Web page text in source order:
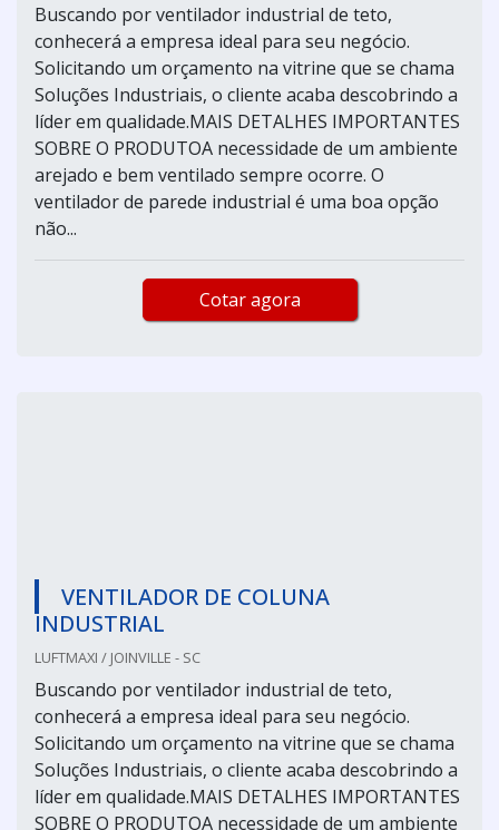
Buscando por ventilador industrial de teto,
conhecerá a empresa ideal para seu negócio.
Solicitando um orçamento na vitrine que se chama
Soluções Industriais, o cliente acaba descobrindo a
líder em qualidade.MAIS DETALHES IMPORTANTES
SOBRE O PRODUTOA necessidade de um ambiente
arejado e bem ventilado sempre ocorre. O
ventilador de parede industrial é uma boa opção
não...
Cotar agora
VENTILADOR DE COLUNA
INDUSTRIAL
LUFTMAXI / JOINVILLE - SC
Buscando por ventilador industrial de teto,
conhecerá a empresa ideal para seu negócio.
Solicitando um orçamento na vitrine que se chama
Soluções Industriais, o cliente acaba descobrindo a
líder em qualidade.MAIS DETALHES IMPORTANTES
SOBRE O PRODUTOA necessidade de um ambiente